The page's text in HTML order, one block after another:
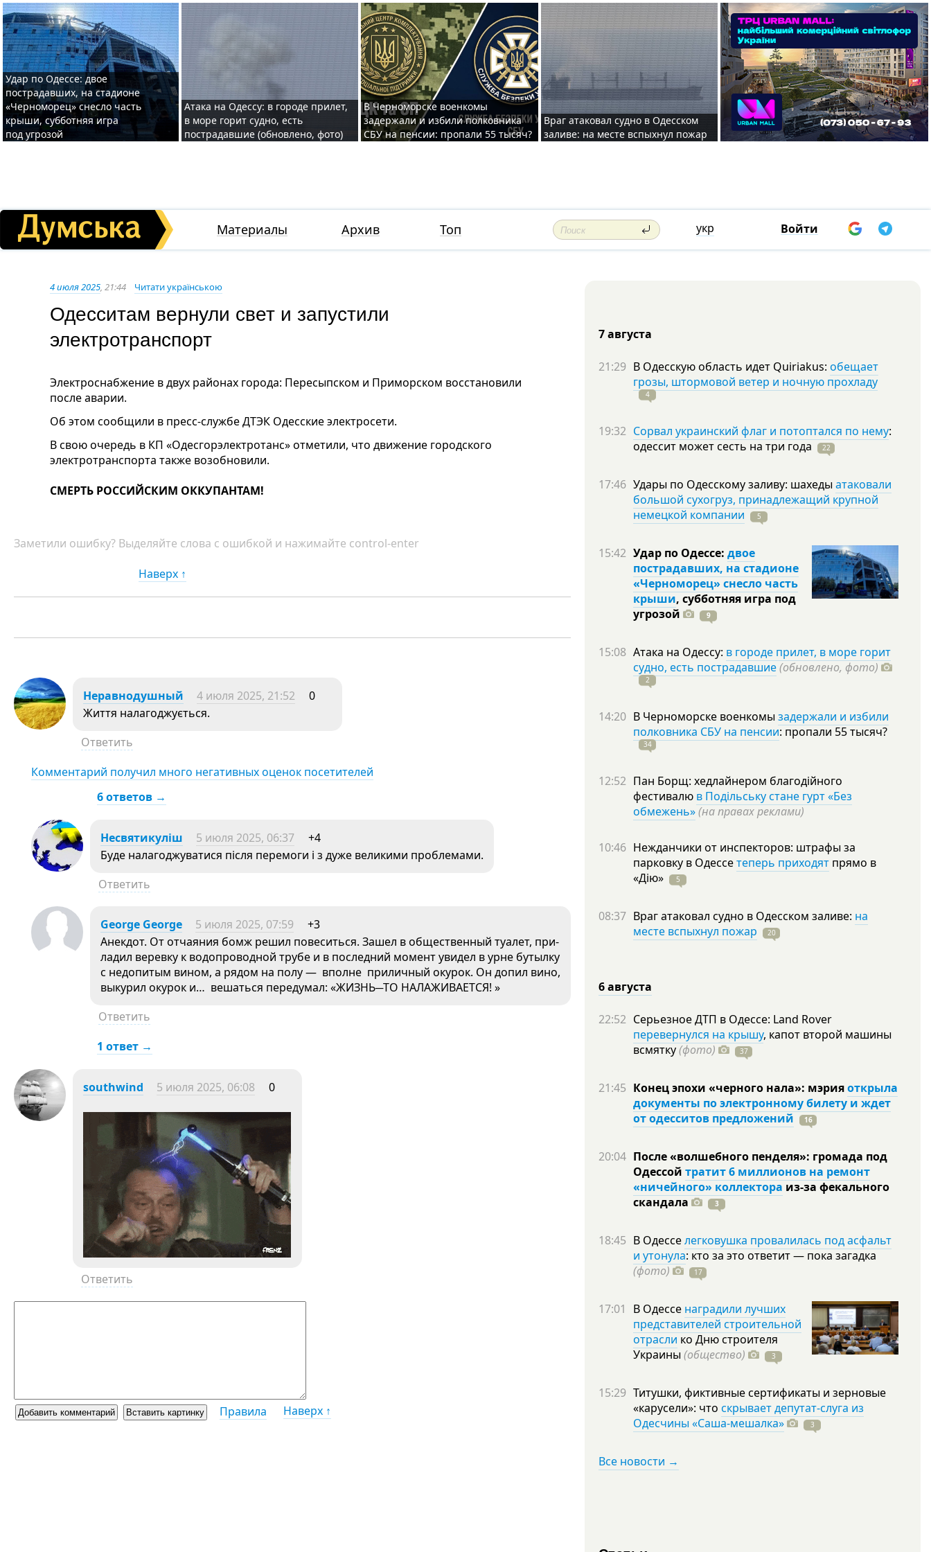
Удар по Одессе: двое
пострадавших, на стадионе
«Черноморец» снесло часть
крыши, субботняя игра
под угрозой
Атака на Одессу: в городе прилет,
в море горит судно, есть
пострадавшие (обновлено, фото)
В Черноморске военкомы
задержали и избили полковника
СБУ на пенсии: пропали 55 тысяч?
Враг атаковал судно в Одесском
заливе: на месте вспыхнул пожар
Материалы Архив Топ укр Войти
4 июля 2025, 21:44 Читати українською
Одесситам вернули свет и запустили
электротранспорт
Электроснабжение в двух районах города: Пересыпском и Приморском восстановили
после аварии.
Об этом сообщили в пресс-службе ДТЭК Одесские электросети.
В свою очередь в КП «Одесгорэлектротанс» отметили, что движение городского
электротранспорта также возобновили.
СМЕРТЬ РОССИЙСКИМ ОККУПАНТАМ!
Заметили ошибку? Выделяйте слова с ошибкой и нажимайте control-enter
Наверх ↑
Неравнодушный 4 июля 2025, 21:52
0
Життя налагоджується.
Ответить
Комментарий получил много негативных оценок посетителей
6 ответов →
Несвятикуліш 5 июля 2025, 06:37
+4
Буде налагоджуватися після перемоги і з дуже великими проблемами.
Ответить
George George 5 июля 2025, 07:59
+3
Анек­дот. От от­ча­яния бомж ре­шил по­весить­ся. За­шел в об­щес­твен­ный ту­алет, при­
ладил ве­рев­ку к во­доп­ро­вод­ной тру­бе и в пос­ледний мо­мент уви­дел в ур­не бу­тыл­ку
с не­допи­тым ви­ном, а ря­дом на по­лу — впол­не при­лич­ный оку­рок. Он до­пил ви­но,
вы­курил оку­рок и… ве­шать­ся пе­реду­мал: «ЖИЗНЬ─ТО НА­ЛАЖИ­ВА­ЕТ­СЯ! »
Ответить
1 ответ →
southwind 5 июля 2025, 06:08 0
Ответить
Правила Наверх ↑
7 августа
21:29 В Одесскую область идет Quiriakus: обещает
грозы, штормовой ветер и ночную прохладу
4
19:32 Сорвал украинский флаг и потоптался по нему:
одессит может сесть на три года 22
17:46 Удары по Одесскому заливу: шахеды атаковали
большой сухогруз, принадлежащий крупной
немецкой компании
5
15:42 Удар по Одессе: двое
пострадавших, на стадионе
«Черноморец» снесло часть
крыши, субботняя игра под
угрозой
9
15:08 Атака на Одессу: в городе прилет, в море горит
судно, есть пострадавшие(обновлено, фото)
2
14:20 В Черноморске военкомы задержали и избили
полковника СБУ на пенсии: пропали 55тысяч?
34
12:52 Пан Борщ: хедлайнером благодійного
фестивалю в Подільську стане гурт «Без
обмежень»(на правах реклами)
10:46 Нежданчики от инспекторов: штрафы за
парковку в Одессетеперь приходят прямо в
«Дію»
5
08:37 Враг атаковал судно в Одесском заливе: на
месте вспыхнул пожар
20
6 августа
22:52 Серьезное ДТП в Одессе: Land Rover
перевернулся на крышу, капот второй машины
всмятку(фото) 37
21:45 Конец эпохи «черного нала»: мэрияоткрыла
документы по электронному билету и ждет
от одесситов предложений
16
20:04 После «волшебного пенделя»: громада под
Одессой тратит 6 миллионов на ремонт
«ничейного» коллектора из-за фекального
скандала
3
18:45 В Одесселегковушка провалилась под асфальт
и утонула: кто за это ответит — пока загадка
(фото)
17
17:01 В Одессе наградили лучших
представителей строительной
отрасли ко Дню строителя
Украины (общество) 3
15:29 Титушки, фиктивные сертификаты и зерновые
«карусели»: что скрывает депутат-слуга из
Одесчины «Саша-мешалка»
3
Все новости →